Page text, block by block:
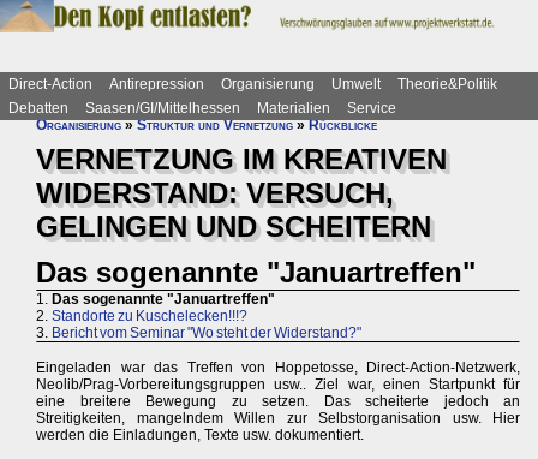
Direct-Action Antirepression Organisierung Umwelt
Theorie&Politik
Debatten
Saasen/GI/Mittelhessen Materialien
Service
Organisierung»Struktur und Vernetzung»Rückblicke
VERNETZUNG IM KREATIVEN
WIDERSTAND: VERSUCH,
GELINGEN UND SCHEITERN
Das sogenannte "Januartreffen"
1. Das sogenannte "Januartreffen"
2. Standorte zu Kuschelecken!!!?
3. Bericht vom Seminar "Wo steht der Widerstand?"
Eingeladen war das Treffen von Hoppetosse, Direct-Action-Netzwerk,
Neolib/Prag-Vorbereitungsgruppen usw.. Ziel war, einen Startpunkt für
eine breitere Bewegung zu setzen. Das scheiterte jedoch an
Streitigkeiten, mangelndem Willen zur Selbstorganisation usw. Hier
werden die Einladungen, Texte usw. dokumentiert.